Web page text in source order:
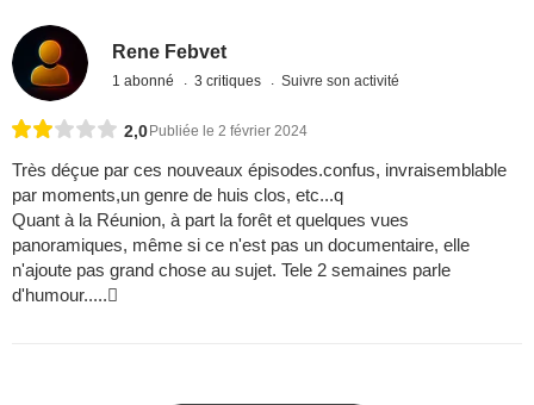
Rene Febvet
1 abonné 3 critiques Suivre son activité
2,0Publiée le 2 février 2024
Très déçue par ces nouveaux épisodes.confus, invraisemblable
par moments,un genre de huis clos, etc...q
Quant à la Réunion, à part la forêt et quelques vues
panoramiques, même si ce n'est pas un documentaire, elle
n'ajoute pas grand chose au sujet. Tele 2 semaines parle
d'humour.....